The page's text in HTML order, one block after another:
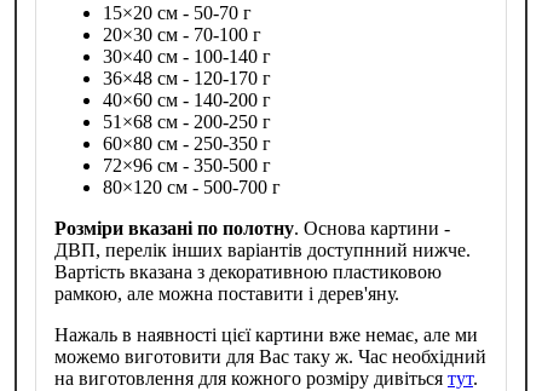
15×20 см - 50-70 г
20×30 см - 70-100 г
30×40 см - 100-140 г
36×48 см - 120-170 г
40×60 см - 140-200 г
51×68 см - 200-250 г
60×80 см - 250-350 г
72×96 см - 350-500 г
80×120 см - 500-700 г
Розміри вказані по полотну. Основа картини -
ДВП, перелік інших варіантів доступнний нижче.
Вартість вказана з декоративною пластиковою
рамкою, але можна поставити і дерев'яну.
Нажаль в наявності цієї картини вже немає, але ми
можемо виготовити для Вас таку ж. Час необхідний
на виготовлення для кожного розміру дивіться тут.